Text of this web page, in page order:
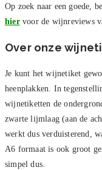
Op zoek naar een goede,
hiervoor de wijnreviews
Over onze
Je kunt het wijnetiket
heenplakken. In
wijnetiketten de
zwarte lijmlaag (aan de
werkt dus verduisterend,
A6 formaat is ook groot
simpel dus.